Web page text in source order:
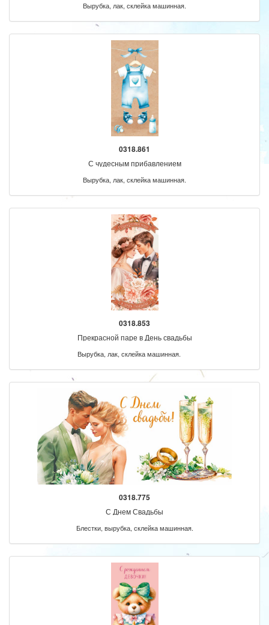
Вырубка, лак, склейка машинная.
0318.861
С чудесным прибавлением
Вырубка, лак, склейка машинная.
0318.853
Прекрасной паре в День свадьбы
Вырубка, лак, склейка машинная.
0318.775
С Днем Свадьбы
Блестки, вырубка, склейка машинная.